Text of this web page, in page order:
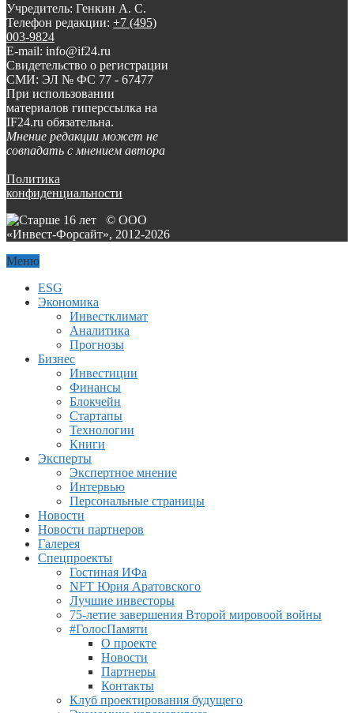
Учредитель: Генкин А. С.
Телефон редакции: +7 (495)
003-9824
E-mail: info@if24.ru
Свидетельство о регистрации
СМИ: ЭЛ № ФС 77 - 67477
При использовании
материалов гиперссылка на
IF24.ru обязательна.
Мнение редакции может не
совпадать с мнением автора
Политика
конфиденциальности
© ООО
«Инвест-Форсайт», 2012-2026
Меню
ESG
Экономика
Инвестклимат
Аналитика
Прогнозы
Бизнес
Инвестиции
Финансы
Блокчейн
Стартапы
Технологии
Книги
Эксперты
Экспертное мнение
Интервью
Персональные страницы
Новости
Новости партнеров
Галерея
Спецпроекты
Гостиная ИФа
NFT Юрия Аратовского
Лучшие инвесторы
75-летие завершения Второй мировоой войны
#ГолосПамяти
О проекте
Новости
Партнеры
Контакты
Клуб проектирования будущего